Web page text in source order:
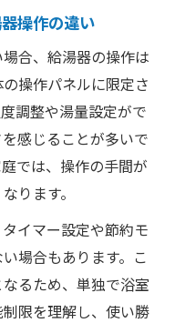
能な給湯器の特
ない時の原因分析
要なケースの解説
付けると便利か徹
位置で便利になる
け時の最適配置と
操作の違い
合、給湯器の操作は
操作パネルに限定さ
調整や湯量設定がで
感じることが多いで
では、操作の手間が
ります。
イマー設定や節約モ
場合もあります。こ
るため、単独で浴室
限を理解し、使い勝